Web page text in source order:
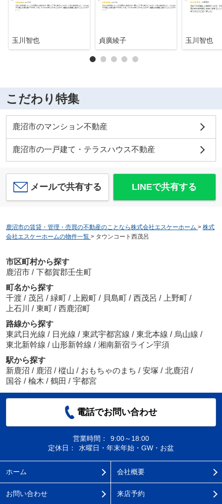
玉川智也 貞廣綾子 玉川智也
こだわり特集
鹿沼市のマンション不動産
鹿沼市の一戸建て・テラスハウス不動産
メールで共有する LINEで共有する
鹿沼市の賃貸・管理・売買の不動産のことなら株式会社エスケーホーム > 株式
会社エスケーホームの物件一覧 > タウンコート西茂呂
市区町村から探す
鹿沼市 / 下都賀郡壬生町
町名から探す
千渡 / 茂呂 / 緑町 / 上殿町 / 貝島町 / 西茂呂 / 上野町 /
上石川 / 東町 / 西鹿沼町
路線から探す
東武日光線 / 日光線 / 東武宇都宮線 / 東北本線 / 烏山線 /
東北新幹線 / 山形新幹線 / 湘南新宿ライン宇須
駅から探す
新鹿沼 / 鹿沼 / 樅山 / おもちゃのまち / 安塚 / 北鹿沼 /
国谷 / 楡木 / 鶴田 / 宇都宮
電話でお問い合わせ
営業時間：
9:00～18:00
定休日：
水曜日・年末年始・GW・お盆
ホーム 会社概要
お問い合わせ 来店予約